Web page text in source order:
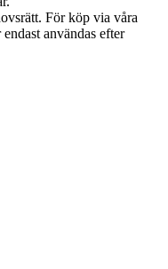
För köp via våra
användas efter